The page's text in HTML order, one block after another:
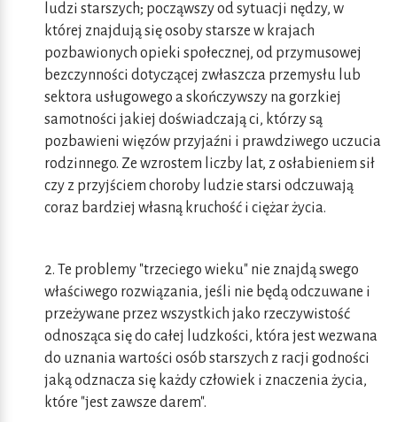
ludzi starszych; począwszy od sytuacji nędzy, w
której znajdują się osoby starsze w krajach
pozbawionych opieki społecznej, od przymusowej
bezczynności dotyczącej zwłaszcza przemysłu lub
sektora usługowego a skończywszy na gorzkiej
samotności jakiej doświadczają ci, którzy są
pozbawieni więzów przyjaźni i prawdziwego uczucia
rodzinnego. Ze wzrostem liczby lat, z osłabieniem sił
czy z przyjściem choroby ludzie starsi odczuwają
coraz bardziej własną kruchość i ciężar życia.
2. Te problemy "trzeciego wieku" nie znajdą swego
właściwego rozwiązania, jeśli nie będą odczuwane i
przeżywane przez wszystkich jako rzeczywistość
odnosząca się do całej ludzkości, która jest wezwana
do uznania wartości osób starszych z racji godności
jaką odznacza się każdy człowiek i znaczenia życia,
które "jest zawsze darem".